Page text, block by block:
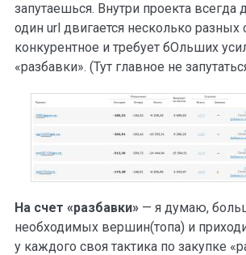
запутаешься. Внутри проекта
один url двигается несколько
конкурентное и требует бОльших
«разбавки». (Тут главное не
На счет «разбавки» — я думаю,
необходимых вершин(топа) и
у каждого своя тактика по закупке